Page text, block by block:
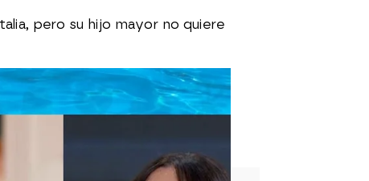
pero su hijo mayor no quiere
para que su hermano
Rivas: "No quiere volver a